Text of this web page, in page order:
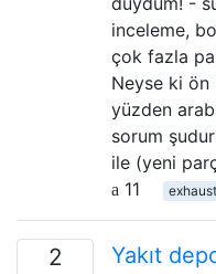
inceleme,
çok fazla
Neyse ki ön
yüzden
sorum
ile (yeni
11
exhaust
2
Yakıt